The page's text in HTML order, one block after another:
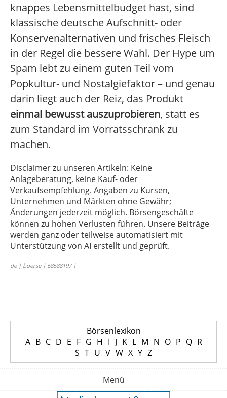
knappes Lebensmittelbudget hast, sind
klassische deutsche Aufschnitt- oder
Konservenalternativen und frisches Fleisch
in der Regel die bessere Wahl. Der Hype um
Spam lebt zu einem guten Teil vom
Popkultur- und Nostalgiefaktor – und genau
darin liegt auch der Reiz, das Produkt
einmal bewusst auszuprobieren, statt es
zum Standard im Vorratsschrank zu
machen.
Disclaimer zu unseren Artikeln: Keine
Anlageberatung, keine Kauf- oder
Verkaufsempfehlung. Angaben zu Kursen,
Unternehmen und Märkten ohne Gewähr;
Änderungen jederzeit möglich. Börsengeschäfte
können zu hohen Verlusten führen. Unsere Beiträge
werden ganz oder teilweise automatisiert mit
Unterstützung von AI erstellt und geprüft.
de | boerse | 68588197 |
Börsenlexikon
A B C D E F G H I J K L M N O P Q R
S T U V W X Y Z
Menü